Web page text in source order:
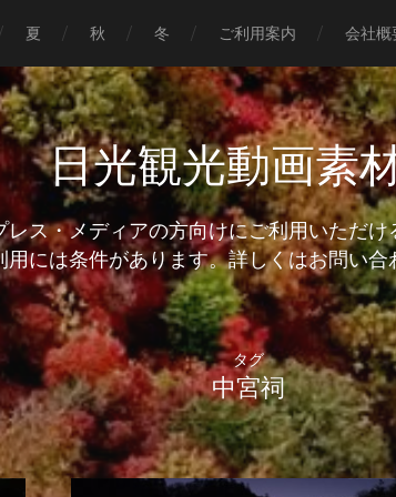
夏 秋 冬 ご利用案内 会社概
日光観光動画素
レス・メディアの方向けにご利用いただ
タグ
中宮祠